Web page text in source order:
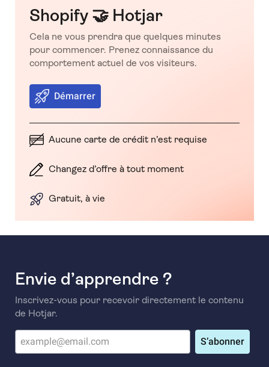
Shopify 🤝 Hotjar
Cela ne vous prendra que quelques minutes
pour commencer. Prenez connaissance du
comportement actuel de vos visiteurs.
Démarrer
Aucune carte de crédit n’est requise
Changez d’offre à tout moment
Gratuit, à vie
Envie d’apprendre ?
Inscrivez-vous pour recevoir directement le contenu
de Hotjar.
S’abonner